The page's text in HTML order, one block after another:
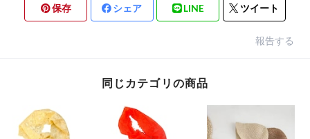
保存 シェア LINE ツイート
報告する
同じカテゴリの商品